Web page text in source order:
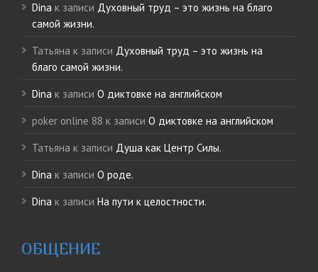
Dina к записи Духовный труд – это жизнь на благо
самой жизни.
Татьяна к записи Духовный труд – это жизнь на
благо самой жизни.
Dina к записи О диктовке на английском
poker online 88 к записи О диктовке на английском
Татьяна к записи Душа как Центр Силы.
Dina к записи О роде.
Dina к записи На пути к целостности.
ОБЩЕНИЕ